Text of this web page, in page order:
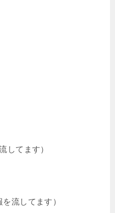
してます）
流してます）